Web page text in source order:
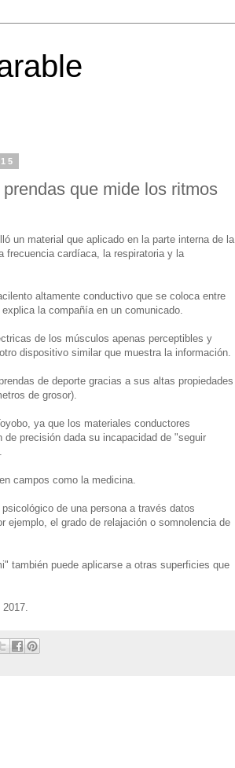
que mide los ritmos
un material que aplicado en la parte interna de la
frecuencia cardíaca, la respiratoria y la
altamente conductivo que se coloca entre
la compañía en un comunicado.
de los músculos apenas perceptibles y
dispositivo similar que muestra la información.
de deporte gracias a sus altas propiedades
de grosor).
ya que los materiales conductores
precisión dada su incapacidad de "seguir
campos como la medicina.
de una persona a través datos
ejemplo, el grado de relajación o somnolencia de
también puede aplicarse a otras superficies que